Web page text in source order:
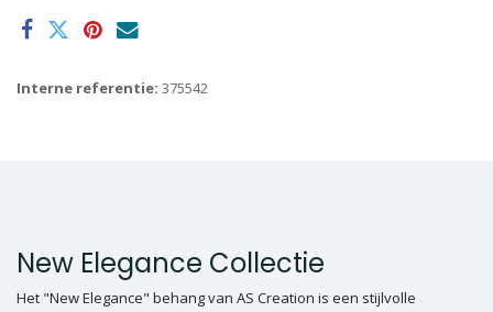
Interne referentie: 375542
New Elegance Collectie
Het "New Elegance" behang van AS Creation is een stijlvolle